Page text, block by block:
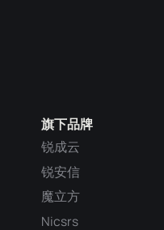
旗下品牌
锐成云
锐安信
魔立方
Nicsrs